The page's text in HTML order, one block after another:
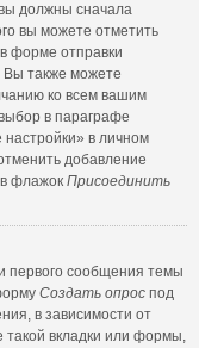
должны сначала
вы можете отметить
в форме отправки
Вы также можете
ко всем вашим
в параграфе
в личном
добавление
флажокПрисоединить
первого сообщения темы
Создать опрос под
в зависимости от
такой вкладки или формы,